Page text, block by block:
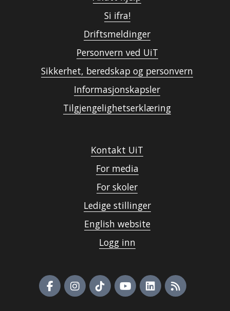
Si ifra!
Driftsmeldinger
Personvern ved UiT
Sikkerhet, beredskap og personvern
Informasjonskapsler
Tilgjengelighetserklæring
Kontakt UiT
For media
For skoler
Ledige stillinger
English website
Logg inn